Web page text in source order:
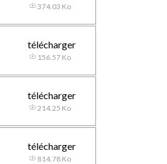
374.03 Ko
télécharger
156.57 Ko
télécharger
214.25 Ko
télécharger
814.78 Ko